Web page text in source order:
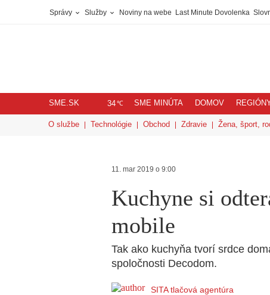
Správy Služby Noviny na webe Last Minute Dovolenka
SME.SK 34℃ SME MINÚTA DOMOV
O službe Technológie Obchod Zdravie Žena, šport,
11. mar 2019 o 9:00
Kuchyne si
mobile
Tak ako kuchyňa tvorí srdce
spoločnosti Decodom.
SITA tlačová agentúra